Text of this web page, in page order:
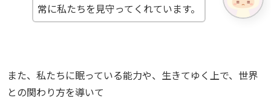
常に私たちを見守ってくれています。
また、私たちに眠っている能力や、生きてゆく上で、世界
との関わり方を導いて